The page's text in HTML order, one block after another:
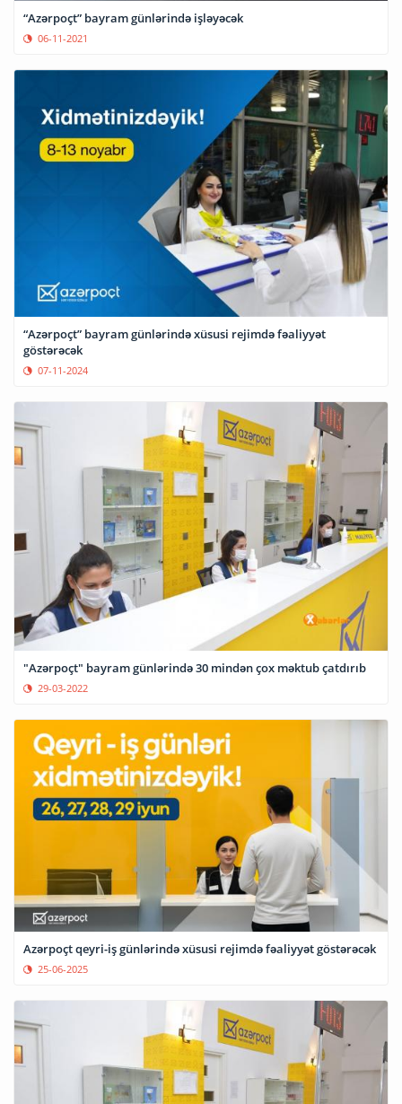
“Azərpoçt” bayram günlərində işləyəcək
06-11-2021
“Azərpoçt” bayram günlərində xüsusi rejimdə fəaliyyət
göstərəcək
07-11-2024
"Azərpoçt" bayram günlərində 30 mindən çox məktub çatdırıb
29-03-2022
Azərpoçt qeyri-iş günlərində xüsusi rejimdə fəaliyyət göstərəcək
25-06-2025